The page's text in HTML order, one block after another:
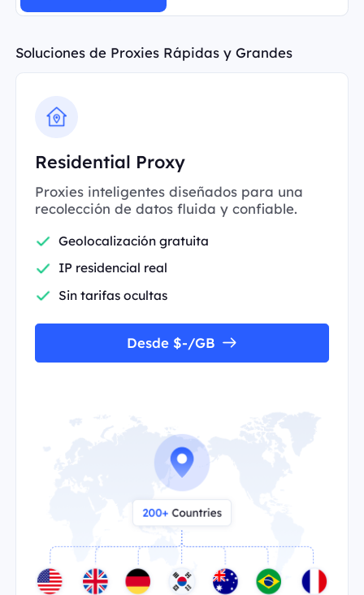
Soluciones de Proxies Rápidas y Grandes
Residential Proxy
Proxies inteligentes diseñados para una
recolección de datos fluida y confiable.
Geolocalización gratuita
IP residencial real
Sin tarifas ocultas
Desde $-/GB